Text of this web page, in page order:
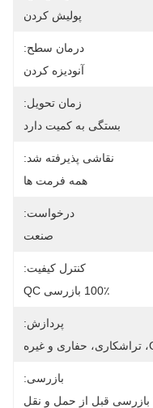
پولیش کردن
درمان سطح:
آنودیزه کردن
زمان تحویل:
بستگی به کمیت دارد
نقاشی پذیرفته شد:
همه فرمت ها
درخواست:
صنعت
کنترل کیفیت:
100٪ بازرسی QC
پردازش:
بازرسی: